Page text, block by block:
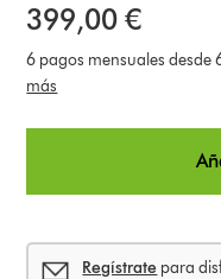
399,00 €
6 pagos mensuales desde
más
Regístrate para